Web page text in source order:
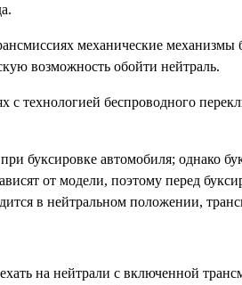
механические
возможность обойти нейтраль.
с технологией беспроводного
буксировке автомобиля; однако
от модели, поэтому перед
в нейтральном положении,
на нейтрали с включенной